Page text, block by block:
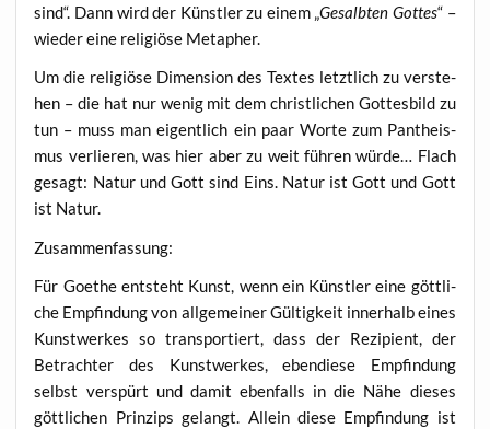
sind“. Dann wird der Künst­ler zu einem „Gesalb­ten Got­tes“ –
wie­der eine reli­giö­se Metapher.
Um die reli­giö­se Dimen­si­on des Tex­tes letzt­lich zu ver­ste­
hen – die hat nur wenig mit dem christ­li­chen Got­tes­bild zu
tun – muss man eigent­lich ein paar Wor­te zum Pan­the­is­
mus ver­lie­ren, was hier aber zu weit füh­ren wür­de… Flach
gesagt: Natur und Gott sind Eins. Natur ist Gott und Gott
ist Natur.
Zusam­men­fas­sung:
Für Goe­the ent­steht Kunst, wenn ein Künst­ler eine gött­li­
che Emp­fin­dung von all­ge­mei­ner Gül­tig­keit inner­halb eines
Kunst­wer­kes so trans­por­tiert, dass der Rezi­pi­ent, der
Betrach­ter des Kunst­wer­kes, eben­die­se Emp­fin­dung
selbst ver­spürt und damit eben­falls in die Nähe die­ses
gött­li­chen Prin­zips gelangt. Allein die­se Emp­fin­dung ist